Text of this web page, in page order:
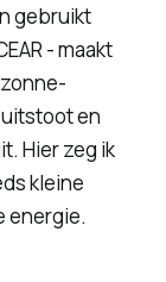
gebruikt
- maakt
en
Hier zeg ik
kleine
energie.